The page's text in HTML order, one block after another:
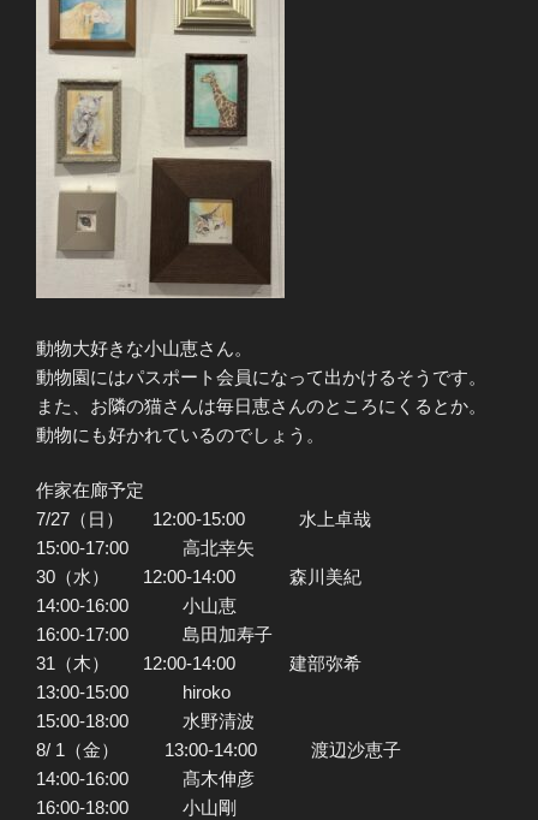
動物大好きな小山恵さん。
動物園にはパスポート会員になって出かけるそうです。
また、お隣の猫さんは毎日恵さんのところにくるとか。
動物にも好かれているのでしょう。
作家在廊予定
7/27（日） 12:00-15:00 水上卓哉
15:00-17:00 高北幸矢
30（水） 12:00-14:00 森川美紀
14:00-16:00 小山恵
16:00-17:00 島田加寿子
31（木） 12:00-14:00 建部弥希
13:00-15:00 hiroko
15:00-18:00 水野清波
8/ 1（金） 13:00-14:00 渡辺沙恵子
14:00-16:00 髙木伸彦
16:00-18:00 小山剛